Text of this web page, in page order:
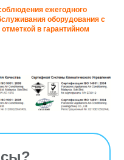
ежегодного
оборудования с
в гарантийном